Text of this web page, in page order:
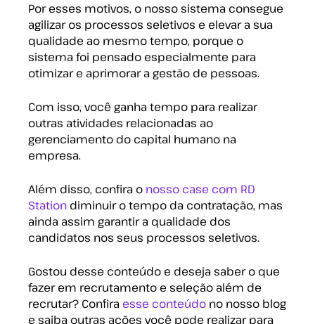
Por esses motivos, o nosso sistema consegue
agilizar os processos seletivos e elevar a sua
qualidade ao mesmo tempo, porque o
sistema foi pensado especialmente para
otimizar e aprimorar a gestão de pessoas.
Com isso, você ganha tempo para realizar
outras atividades relacionadas ao
gerenciamento do capital humano na
empresa.
Além disso, confira o nosso case com RD
Station diminuir o tempo da contratação, mas
ainda assim garantir a qualidade dos
candidatos nos seus processos seletivos.
Gostou desse conteúdo e deseja saber o que
fazer em recrutamento e seleção além de
recrutar? Confira esse conteúdo no nosso blog
e saiba outras ações você pode realizar para